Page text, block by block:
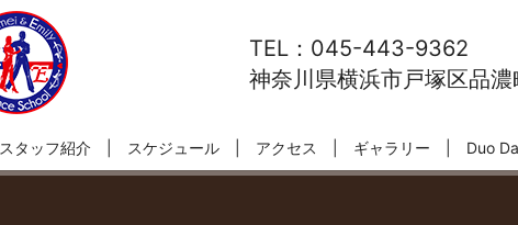
TEL：045-443-9362
神奈川県横浜市戸塚区品
スタッフ紹介 スケジュール アクセス ギャラリー Duo